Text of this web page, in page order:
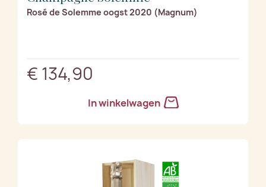
Rosé de Solemme oogst 2020 (Magnum)
€ 134,90
In winkelwagen